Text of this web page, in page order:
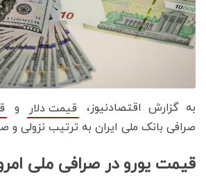
به گزارش اقتصادنیوز، قیمت دلار و
صرافی بانک ملی ایران به ترتیب نزولی و
قیمت یورو در صرافی ملی